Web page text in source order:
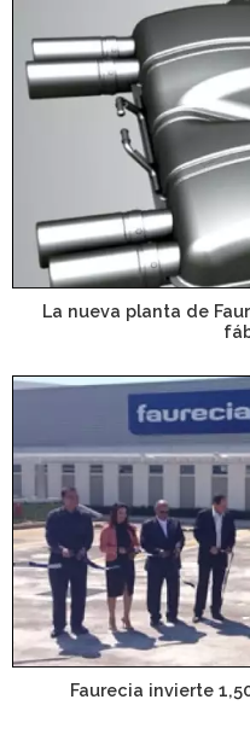
La nueva planta de
Faurecia invierte